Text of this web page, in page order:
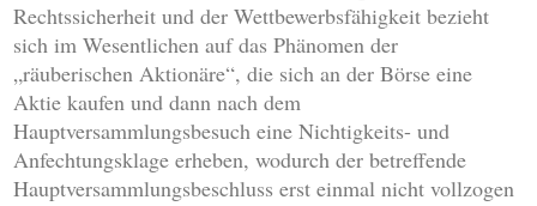
Rechtssicherheit und der Wettbewerbsfähigkeit bezieht
sich im Wesentlichen auf das Phänomen der
„räuberischen Aktionäre“, die sich an der Börse eine
Aktie kaufen und dann nach dem
Hauptversammlungsbesuch eine Nichtigkeits- und
Anfechtungsklage erheben, wodurch der betreffende
Hauptversammlungsbeschluss erst einmal nicht vollzogen